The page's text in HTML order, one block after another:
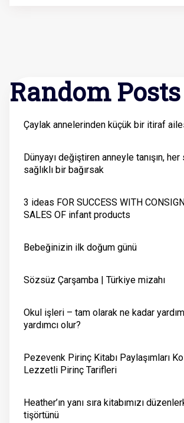
Random Posts
Çaylak annelerinden küçük bir itiraf
Dünyayı değiştiren anneyle tanışın,
sağlıklı bir bağırsak
3 ideas FOR SUCCESS WITH
SALES OF infant products
Bebeğinizin ilk doğum günü
Sözsüz Çarşamba | Türkiye mizahı
Okul işleri – tam olarak ne kadar
yardımcı olur?
Pezevenk Pirinç Kitabı Paylaşımları
Lezzetli Pirinç Tarifleri
Heather’ın yanı sıra kitabımızı
tişörtünü